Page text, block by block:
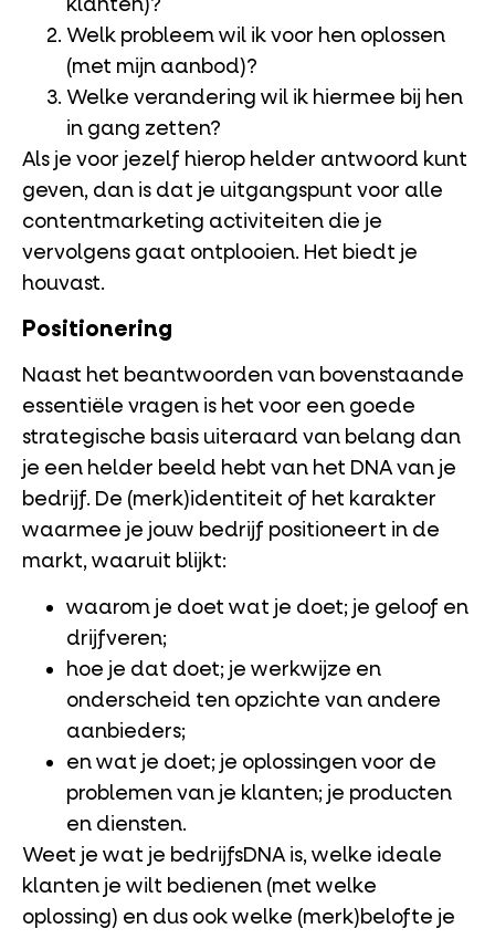
klanten)?
Welk probleem wil ik voor hen oplossen
(met mijn aanbod)?
Welke verandering wil ik hiermee bij hen
in gang zetten?
Als je voor jezelf hierop helder antwoord kunt
geven, dan is dat je uitgangspunt voor alle
contentmarketing activiteiten die je
vervolgens gaat ontplooien. Het biedt je
houvast.
Positionering
Naast het beantwoorden van bovenstaande
essentiële vragen is het voor een goede
strategische basis uiteraard van belang dan
je een helder beeld hebt van het DNA van je
bedrijf. De (merk)identiteit of het karakter
waarmee je jouw bedrijf positioneert in de
markt, waaruit blijkt:
waarom je doet wat je doet; je geloof en
drijfveren;
hoe je dat doet; je werkwijze en
onderscheid ten opzichte van andere
aanbieders;
en wat je doet; je oplossingen voor de
problemen van je klanten; je producten
en diensten.
Weet je wat je bedrijfsDNA is, welke ideale
klanten je wilt bedienen (met welke
oplossing) en dus ook welke (merk)belofte je